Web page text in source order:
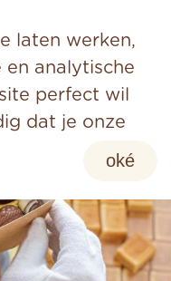
laten werken,
analytische
perfect wil
dat je onze
oké